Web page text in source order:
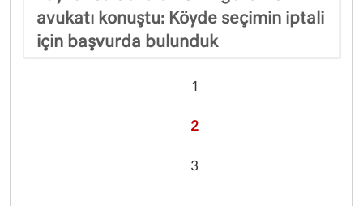
avukatı konuştu: Köyde seçimin iptali
için başvurda bulunduk
1
2
3